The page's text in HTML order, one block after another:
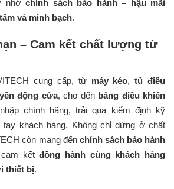
nhờ chính sách bảo hành – hậu mãi
và minh bạch.
– Cam kết chất lượng từ
cung cấp, từ máy kéo,tủ điều
động cửa, cho đến bảng điều khiển
chính hãng, trải qua kiểm định kỹ
khách hàng. Không chỉ dừng ở chất
còn mang đến chính sách bảo hành
kếtđồng hành cùng khách hàng
thiết bị.